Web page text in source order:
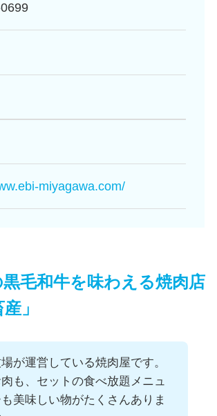
miyagawa.com/
毛和牛を味わえる焼肉店
」
が運営している焼肉屋です。
も、セットの食べ放題メニュ
美味しい物がたくさんありま